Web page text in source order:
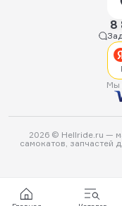
8
Мы
2026 © Hellride.ru —
самокатов, запчастей